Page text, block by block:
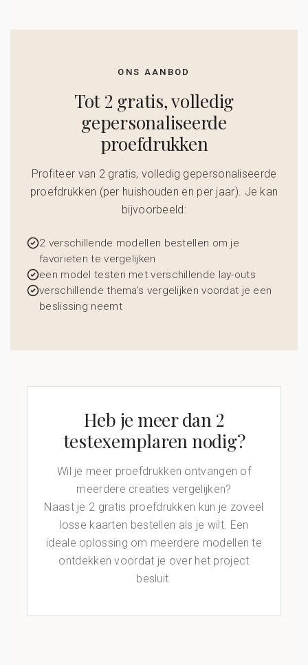
ONS AANBOD
Tot 2 gratis, volledig
gepersonaliseerde
proefdrukken
Profiteer van 2 gratis, volledig gepersonaliseerde
proefdrukken (per huishouden en per jaar). Je kan
bijvoorbeeld:
2 verschillende modellen bestellen om je
favorieten te vergelijken
een model testen met verschillende lay-outs
verschillende thema's vergelijken voordat je een
beslissing neemt
Heb je meer dan 2
testexemplaren nodig?
Wil je meer proefdrukken ontvangen of
meerdere creaties vergelijken?
Naast je 2 gratis proefdrukken kun je zoveel
losse kaarten bestellen als je wilt. Een
ideale oplossing om meerdere modellen te
ontdekken voordat je over het project
besluit.